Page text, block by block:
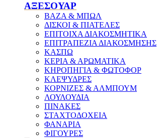
ΑΞΕΣΟΥΑΡ
ΒΑΖΑ & ΜΠΩΛ
ΔΙΣΚΟΙ & ΠΙΑΤΕΛΕΣ
ΕΠΙΤΟΙΧΑ ΔΙΑΚΟΣΜΗΤΙΚΑ
ΕΠΙΤΡΑΠΕΖΙΑ ΔΙΑΚΟΣΜΗΣΗΣ
ΚΑΣΠΩ
ΚΕΡΙΑ & ΑΡΩΜΑΤΙΚΑ
ΚΗΡΟΠΗΓΙΑ & ΦΩΤΟΦΟΡ
ΚΛΕΨΥΔΡΕΣ
ΚΟΡΝΙΖΕΣ & ΑΛΜΠΟΥΜ
ΛΟΥΛΟΥΔΙΑ
ΠΙΝΑΚΕΣ
ΣΤΑΧΤΟΔΟΧΕΙΑ
ΦΑΝΑΡΙΑ
ΦΙΓΟΥΡΕΣ